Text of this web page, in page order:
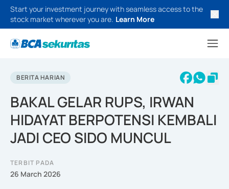
Start your investment journey with seamless access to the
stock market wherever you are. Learn More
BERITA HARIAN
BAKAL GELAR RUPS, IRWAN
HIDAYAT BERPOTENSI KEMBALI
JADI CEO SIDO MUNCUL
TERBIT PADA
26 March 2026